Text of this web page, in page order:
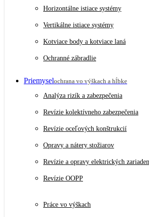
Horizontálne istiace systémy
Vertikálne istiace systémy
Kotviace body a kotviace laná
Ochranné zábradlie
Priemyselochrana vo výškach a hĺbke
Analýza rizík a zabezpečenia
Revízie kolektívneho zabezpečenia
Revízie oceľových konštrukcií
Opravy a nátery stožiarov
Revízie a opravy elektrických
Revízie OOPP
Práce vo výškach